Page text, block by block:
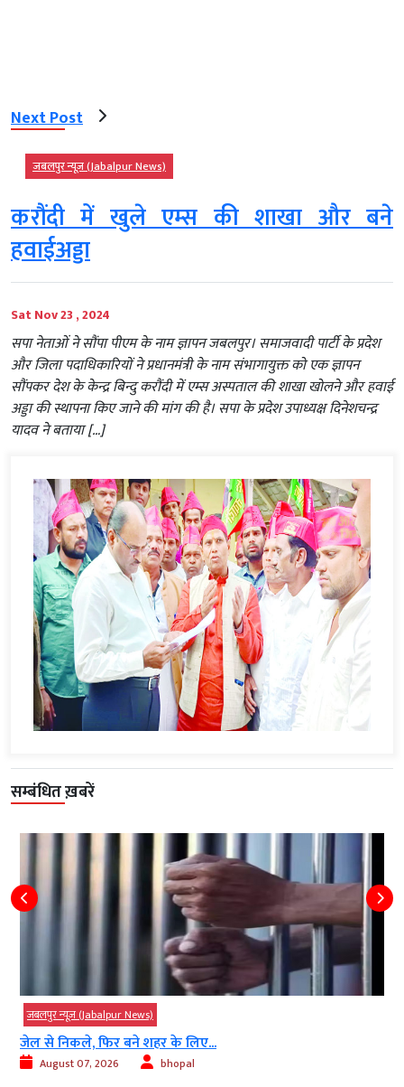
Next Post
जबलपुर न्यूज़ (Jabalpur News)
करौंदी में खुले एम्स की शाखा और बने
हवाईअड्डा
Sat Nov 23 , 2024
सपा नेताओं ने सौंपा पीएम के नाम ज्ञापन जबलपुर। समाजवादी पार्टी के प्रदेश
और जिला पदाधिकारियों ने प्रधानमंत्री के नाम संभागायुक्त को एक ज्ञापन
सौंपकर देश के केन्द्र बिन्दु करौंदी में एम्स अस्पताल की शाखा खोलने और हवाई
अड्डा की स्थापना किए जाने की मांग की है। सपा के प्रदेश उपाध्यक्ष दिनेशचन्द्र
यादव ने बताया […]
सम्बंधित ख़बरें
जबलपुर न्यूज़ (Jabalpur News)
जेल से निकले, फिर बने शहर के लिए...
August 07, 2026 bhopal